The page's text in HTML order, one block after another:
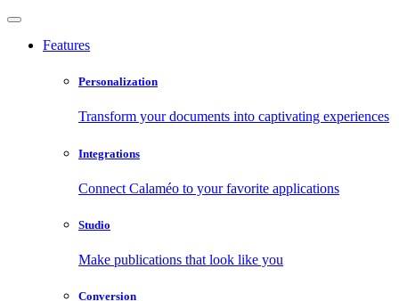
Features
Personalization
Transform your documents into captivating experiences
Integrations
Connect Calaméo to your favorite applications
Studio
Make publications that look like you
Conversion